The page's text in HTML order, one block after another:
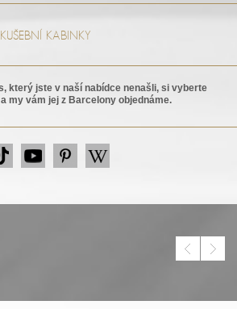
KABINKY
který jste v naší nabídce nenašli, si vyberte
a my vám jej z Barcelony objednáme.